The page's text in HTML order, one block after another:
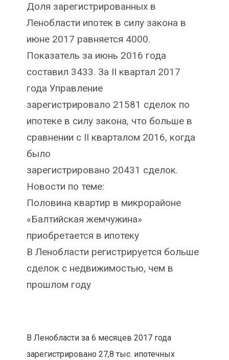
Доля зарегистрированных в
Ленобласти ипотек в силу закона в
июне 2017 равняется 4000.
Показатель за июнь 2016 года
составил 3433. За II квартал 2017
года Управление
зарегистрировало 21581 сделок по
ипотеке в силу закона, что больше в
сравнении с II кварталом 2016, когда
было
зарегистрировано 20431 сделок.
Новости по теме:
Половина квартир в микрорайоне
«Балтийская жемчужина»
приобретается в ипотеку
В Ленобласти регистрируется больше
сделок с недвижимостью, чем в
прошлом году
В Ленобласти за 6 месяцев 2017 года
зарегистрировано 27,8 тыс. ипотечных